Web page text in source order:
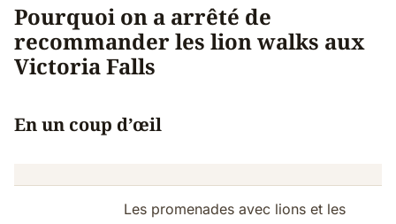
Pourquoi on a arrêté de
recommander les lion walks aux
Victoria Falls
En un coup d’œil
Les promenades avec lions et les